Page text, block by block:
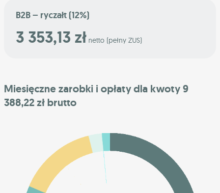
B2B – ryczałt (12%)
3 353,13 zł netto (pełny ZUS)
Miesięczne zarobki i opłaty dla kwoty 9
388,22 zł brutto